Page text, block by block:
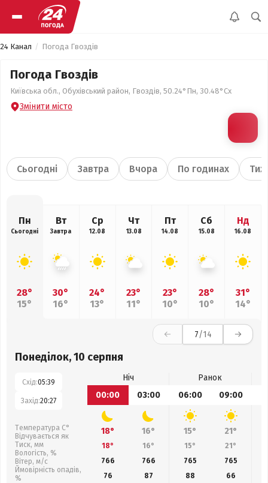
24 Канал Погода Гвоздів
Погода Гвоздів
Київська обл., Обухівський район, Гвоздів, 50.24°Пн, 30.48°Сх
Змінити місто
Сьогодні Завтра Вчора По годинах
Пн
Сьогодні
28°
15°
Вт
Завтра
30°
16°
Ср
12.08
24°
13°
Чт
13.08
23°
11°
Пт
14.08
23°
10°
Сб
15.08
28°
10°
Нд
16.08
31°
14°
7/14
Понеділок, 10 серпня
Схід:05:39
Захід:20:27
Температура С°
Відчувається як
Тиск, мм
Вологість, %
Вітер, м/с
Ймовірність опадів,
%
Ніч
Ранок
00:00
03:00 06:00 09:00
18° 16° 15° 21°
18° 16° 15° 21°
766
766 765 765
76
87 88 66